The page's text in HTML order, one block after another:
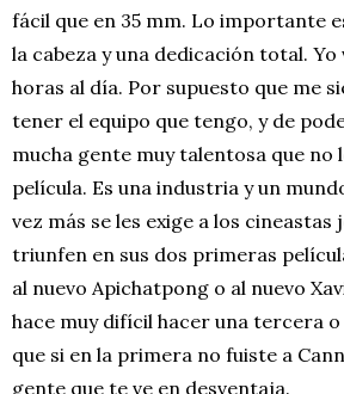
fácil que en 35 mm. Lo importante
la cabeza y una dedicación total. Yo
horas al día. Por supuesto que me
tener el equipo que tengo, y de
mucha gente muy talentosa que
película. Es una industria y un
vez más se les exige a los cineastas
triunfen en sus dos primeras
al nuevo Apichatpong o al nuevo
hace muy difícil hacer una tercera
que si en la primera no fuiste a
gente que te ve en desventaja.